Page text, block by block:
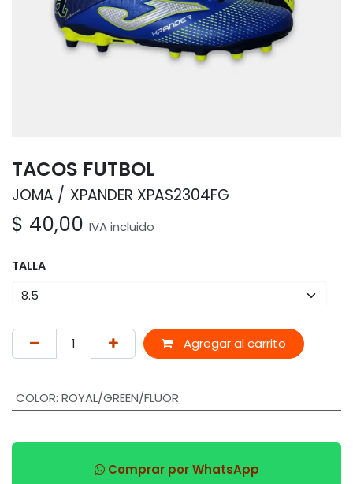
TACOS FUTBOL
JOMA XPANDER XPAS2304FG
$ 40,00 IVA incluido
TALLA
Agregar al carrito
COLOR: ROYAL/GREEN/FLUOR
Comprar por WhatsApp